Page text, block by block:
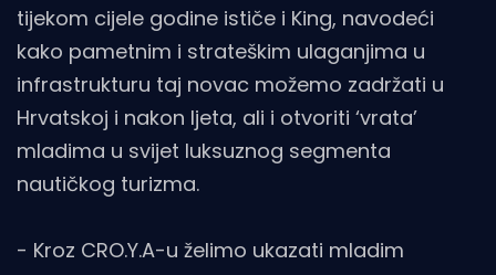
tijekom cijele godine ističe i King, navodeći
kako pametnim i strateškim ulaganjima u
infrastrukturu taj novac možemo zadržati u
Hrvatskoj i nakon ljeta, ali i otvoriti ‘vrata’
mladima u svijet luksuznog segmenta
nautičkog turizma.
- Kroz CRO.Y.A-u želimo ukazati mladim